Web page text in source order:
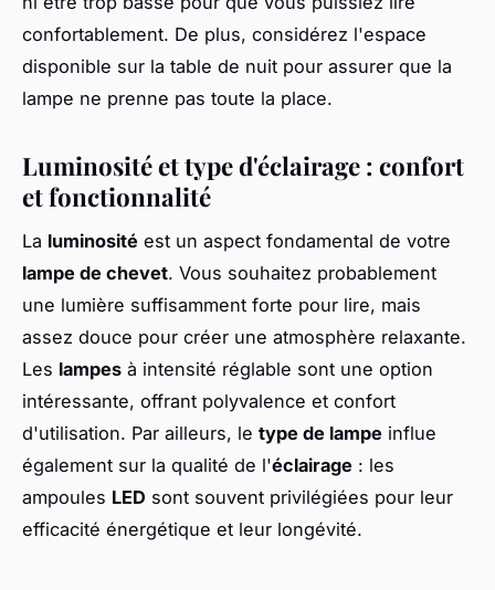
confortablement. De plus, considérez l'espace
disponible sur la table de nuit pour assurer que la
lampe ne prenne pas toute la place.
Luminosité et type d'éclairage : confort
et fonctionnalité
La luminosité est un aspect fondamental de votre
lampe de chevet. Vous souhaitez probablement
une lumière suffisamment forte pour lire, mais
assez douce pour créer une atmosphère relaxante.
Les lampes à intensité réglable sont une option
intéressante, offrant polyvalence et confort
d'utilisation. Par ailleurs, le type de lampe influe
également sur la qualité de l'éclairage : les
ampoules LED sont souvent privilégiées pour leur
efficacité énergétique et leur longévité.